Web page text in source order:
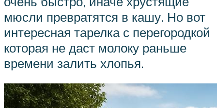
мюсли превратятся в кашу. Но вот
интересная тарелка с перегородкой
которая не даст молоку раньше
времени залить хлопья.